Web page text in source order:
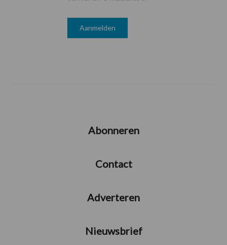
Abonneren
Contact
Adverteren
Nieuwsbrief